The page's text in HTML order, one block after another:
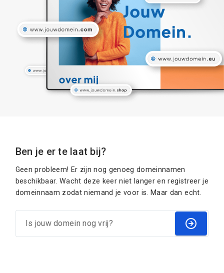
Ben je er te laat bij?
Geen probleem! Er zijn nog genoeg domeinnamen
beschikbaar. Wacht deze keer niet langer en registreer je
domeinnaam zodat niemand je voor is. Maar dan echt.